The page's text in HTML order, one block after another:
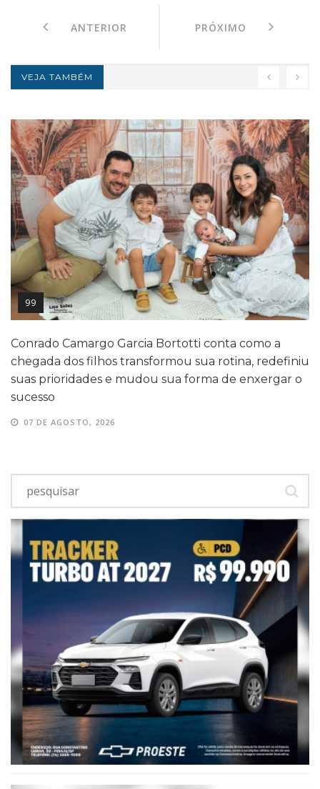
ANTERIOR PRÓXIMO
VEJA TAMBÉM
99
Conrado Camargo Garcia Bortotti conta como a
chegada dos filhos transformou sua rotina, redefiniu
suas prioridades e mudou sua forma de enxergar o
sucesso
07 DE AGOSTO, 2026